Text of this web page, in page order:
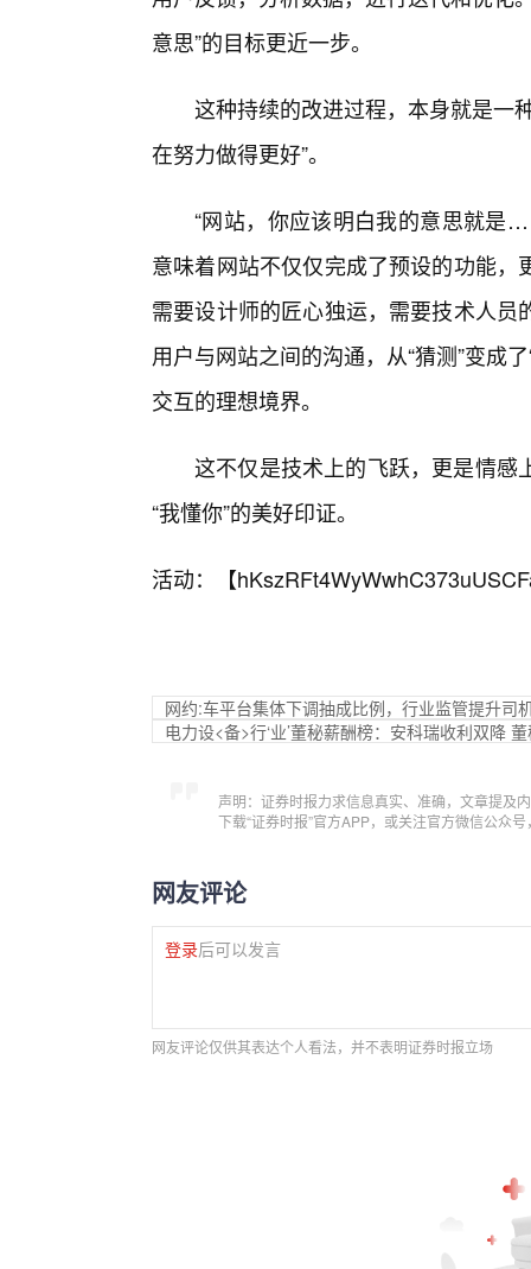
意思”的目标更近一步。
这种持续的改进过程，本身就是
在努力做得更好”。
“网站，你应该明白我的意思就是
意味着网站不仅仅完成了预设的功能
需要设计师的匠心独运，需要技术人
用户与网站之间的沟通，从“猜测”变成
交互的理想境界。
这不仅是技术上的飞跃，更是情感
“我懂你”的美好印证。
活动：【
网约:车平台集体下调抽成比例，行业监管提升司
电力设<备>行‘业’董秘薪酬榜：安科瑞收利双降
声明：证券时报力求信息真实、准确，文章提及
下载“证券时报”官方APP，或关注官方微信公众
网友评论
登录后可以发言
网友评论仅供其表达个人看法，并不表明证券时报立场